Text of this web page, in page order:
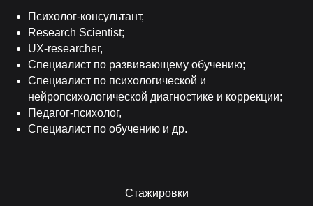
Психолог-консультант,
Research Scientist;
UX-researcher,
Специалист по развивающему обучению;
Специалист по психологической и
нейропсихологической диагностике и коррекции;
Педагог-психолог,
Специалист по обучению и др.
Стажировки